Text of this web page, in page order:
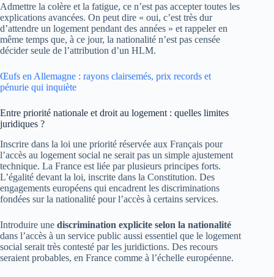
Admettre la colère et la fatigue, ce n’est pas accepter toutes les
explications avancées. On peut dire « oui, c’est très dur
d’attendre un logement pendant des années » et rappeler en
même temps que, à ce jour, la nationalité n’est pas censée
décider seule de l’attribution d’un HLM.
Œufs en Allemagne : rayons clairsemés, prix records et
pénurie qui inquiète
Entre priorité nationale et droit au logement : quelles limites
juridiques ?
Inscrire dans la loi une priorité réservée aux Français pour
l’accès au logement social ne serait pas un simple ajustement
technique. La France est liée par plusieurs principes forts.
L’égalité devant la loi, inscrite dans la Constitution. Des
engagements européens qui encadrent les discriminations
fondées sur la nationalité pour l’accès à certains services.
Introduire une discrimination explicite selon la nationalité
dans l’accès à un service public aussi essentiel que le logement
social serait très contesté par les juridictions. Des recours
seraient probables, en France comme à l’échelle européenne.